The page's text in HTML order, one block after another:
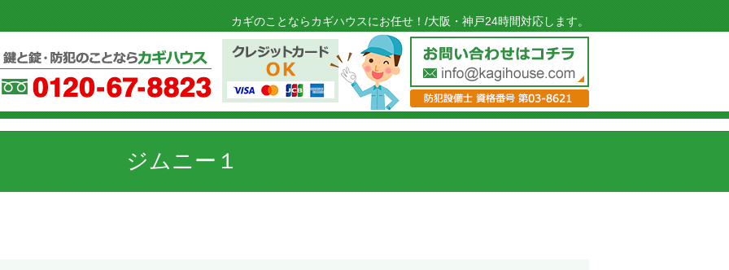
カギのことならカギハウスにお任せ！/大阪・神戸24時間対応します。
ジムニー１